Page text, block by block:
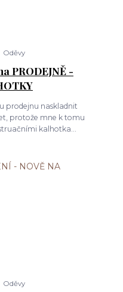
Oděvy
PRODEJNĚ -
prodejnu naskladnit
protože mne k tomu
kalhotka...
Oděvy